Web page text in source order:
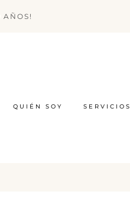
AÑOS!
QUIÉN SOY SERVICIOS